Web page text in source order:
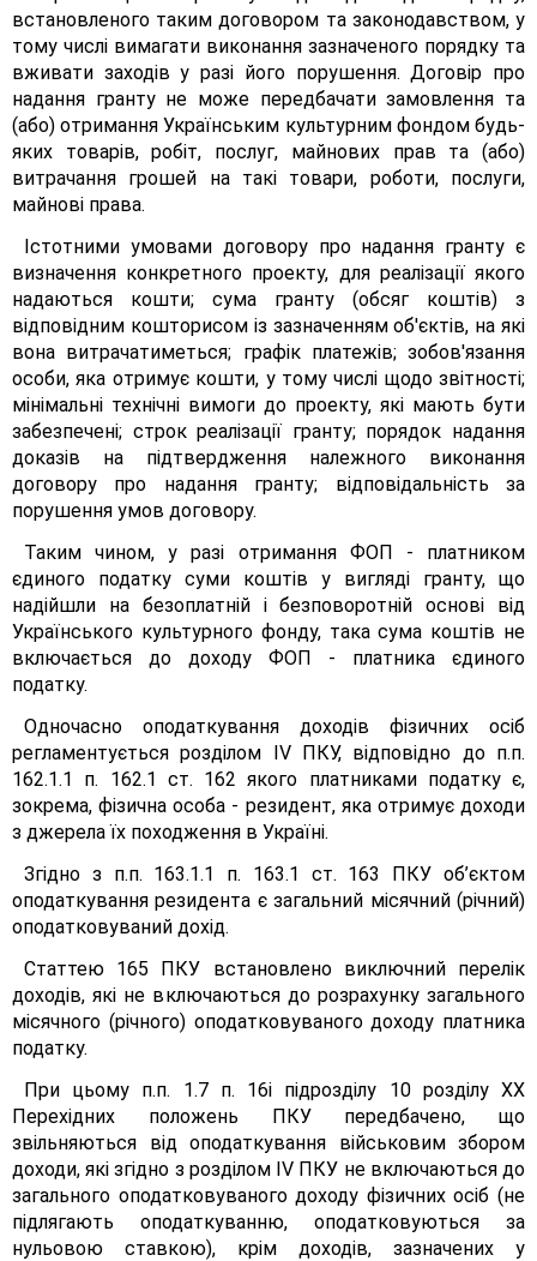
встановленого таким договором та законодавством, у
тому числі вимагати виконання зазначеного порядку та
вживати заходів у разі його порушення. Договір про
надання гранту не може передбачати замовлення та
(або) отримання Українським культурним фондом будь-
яких товарів, робіт, послуг, майнових прав та (або)
витрачання грошей на такі товари, роботи, послуги,
майнові права.
Істотними умовами договору про надання гранту є
визначення конкретного проекту, для реалізації якого
надаються кошти; сума гранту (обсяг коштів) з
відповідним кошторисом із зазначенням об'єктів, на які
вона витрачатиметься; графік платежів; зобов'язання
особи, яка отримує кошти, у тому числі щодо звітності;
мінімальні технічні вимоги до проекту, які мають бути
забезпечені; строк реалізації гранту; порядок надання
доказів на підтвердження належного виконання
договору про надання гранту; відповідальність за
порушення умов договору.
Таким чином, у разі отримання ФОП - платником
єдиного податку суми коштів у вигляді гранту, що
надійшли на безоплатній і безповоротній основі від
Українського культурного фонду, така сума коштів не
включається до доходу ФОП - платника єдиного
податку.
Одночасно оподаткування доходів фізичних осіб
регламентується розділом IV ПКУ, відповідно до п.п.
162.1.1 п. 162.1 ст. 162 якого платниками податку є,
зокрема, фізична особа - резидент, яка отримує доходи
з джерела їх походження в Україні.
Згідно з п.п. 163.1.1 п. 163.1 ст. 163 ПКУ об’єктом
оподаткування резидента є загальний місячний (річний)
оподатковуваний дохід.
Статтею 165 ПКУ встановлено виключний перелік
доходів, які не включаються до розрахунку загального
місячного (річного) оподатковуваного доходу платника
податку.
При цьому п.п. 1.7 п. 16і підрозділу 10 розділу XX
Перехідних положень ПКУ передбачено, що
звільняються від оподаткування військовим збором
доходи, які згідно з розділом IV ПКУ не включаються до
загального оподатковуваного доходу фізичних осіб (не
підлягають оподаткуванню, оподатковуються за
нульовою ставкою), крім доходів, зазначених у